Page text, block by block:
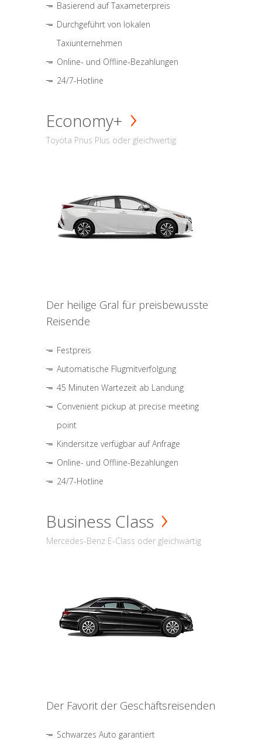
Basierend auf Taxameterpreis
Durchgeführt von lokalen
Taxiunternehmen
Online- und Offline-Bezahlungen
24/7-Hotline
Economy+
Toyota Prius Plus oder gleichwertig
Der heilige Gral für preisbewusste
Reisende
Festpreis
Automatische Flugmitverfolgung
45 Minuten Wartezeit ab Landung
Convenient pickup at precise meeting
point
Kindersitze verfügbar auf Anfrage
Online- und Offline-Bezahlungen
24/7-Hotline
Business Class
Mercedes-Benz E-Class oder gleichwärtig
Der Favorit der Geschäftsreisenden
Schwarzes Auto garantiert